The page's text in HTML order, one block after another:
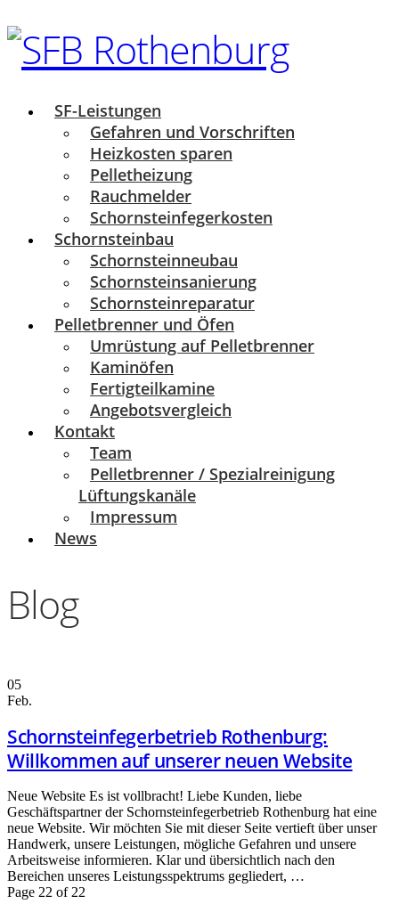
SF-Leistungen
Gefahren und Vorschriften
Heizkosten sparen
Pelletheizung
Rauchmelder
Schornsteinfegerkosten
Schornsteinbau
Schornsteinneubau
Schornsteinsanierung
Schornsteinreparatur
Pelletbrenner und Öfen
Umrüstung auf Pelletbrenner
Kaminöfen
Fertigteilkamine
Angebotsvergleich
Kontakt
Team
Pelletbrenner / Spezialreinigung
Lüftungskanäle
Impressum
News
Blog
05
Feb.
Schornsteinfegerbetrieb Rothenburg:
Willkommen auf unserer neuen Website
Neue Website Es ist vollbracht! Liebe Kunden, liebe
Geschäftspartner der Schornsteinfegerbetrieb Rothenburg hat eine
neue Website. Wir möchten Sie mit dieser Seite vertieft über unser
Handwerk, unsere Leistungen, mögliche Gefahren und unsere
Arbeitsweise informieren. Klar und übersichtlich nach den
Bereichen unseres Leistungsspektrums gegliedert, …
Page 22 of 22